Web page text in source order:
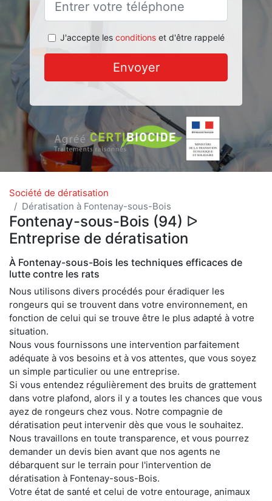
J'accepte les conditionset d'être rappelé
Envoyer
Société de dératisation
Dératisation à Fontenay-sous-Bois
Fontenay-sous-Bois (94) ᐅ
Entreprise de dératisation
À Fontenay-sous-Bois les techniques efficaces de
lutte contre les rats
Nous utilisons divers procédés pour éradiquer les
rongeurs qui se trouvent dans votre environnement, en
fonction de celui qui se trouve être le plus adapté à votre
situation.
Nous vous fournissons une intervention parfaitement
adéquate à vos besoins et à vos attentes, que vous soyez
un simple particulier ou une entreprise.
Si vous entendez régulièrement des bruits de grattement
dans votre plafond, alors il y a toutes les chances que vous
ayez de rongeurs chez vous. Notre compagnie de
dératisation peut intervenir dès que vous le souhaitez.
Nous travaillons en toute transparence, et vous pourrez
demander un devis bien avant que nos agents ne
débarquent sur le terrain pour l'intervention de
dératisation à Fontenay-sous-Bois.
Votre état de santé et celui de votre entourage, animaux